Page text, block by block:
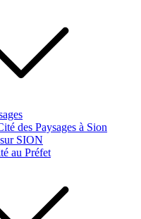
des Paysages à Sion
SION
au Préfet